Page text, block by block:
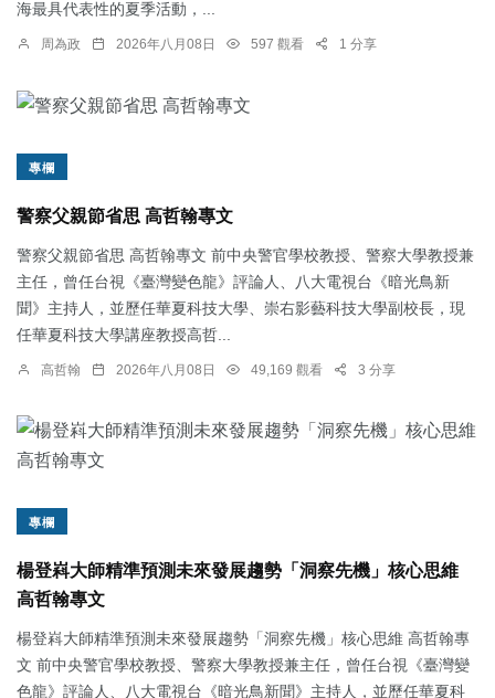
海最具代表性的夏季活動，...
周為政 2026年八月08日 597 觀看 1 分享
專欄
警察父親節省思 高哲翰專文
警察父親節省思 高哲翰專文 前中央警官學校教授、警察大學教授兼
主任，曾任台視《臺灣變色龍》評論人、八大電視台《暗光鳥新
聞》主持人，並歷任華夏科技大學、崇右影藝科技大學副校長，現
任華夏科技大學講座教授高哲...
高哲翰 2026年八月08日 49,169 觀看 3 分享
專欄
楊登嵙大師精準預測未來發展趨勢「洞察先機」核心思維
高哲翰專文
楊登嵙大師精準預測未來發展趨勢「洞察先機」核心思維 高哲翰專
文 前中央警官學校教授、警察大學教授兼主任，曾任台視《臺灣變
色龍》評論人、八大電視台《暗光鳥新聞》主持人，並歷任華夏科